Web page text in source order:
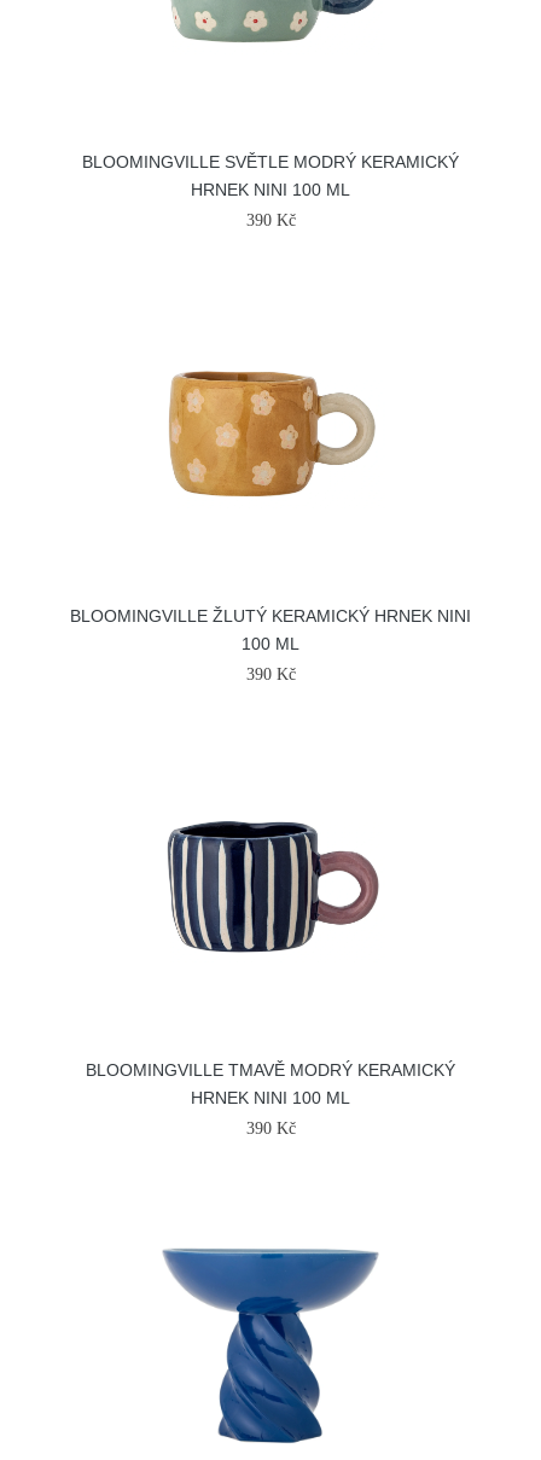
BLOOMINGVILLE SVĚTLE MODRÝ KERAMICKÝ
HRNEK NINI 100 ML
390 Kč
BLOOMINGVILLE ŽLUTÝ KERAMICKÝ HRNEK NINI
100 ML
390 Kč
BLOOMINGVILLE TMAVĚ MODRÝ KERAMICKÝ
HRNEK NINI 100 ML
390 Kč